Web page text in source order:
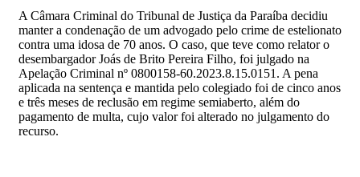
A Câmara Criminal do Tribunal de Justiça da Paraíba decidiu
manter a condenação de um advogado pelo crime de estelionato
contra uma idosa de 70 anos. O caso, que teve como relator o
desembargador Joás de Brito Pereira Filho, foi julgado na
Apelação Criminal nº 0800158-60.2023.8.15.0151. A pena
aplicada na sentença e mantida pelo colegiado foi de cinco anos
e três meses de reclusão em regime semiaberto, além do
pagamento de multa, cujo valor foi alterado no julgamento do
recurso.